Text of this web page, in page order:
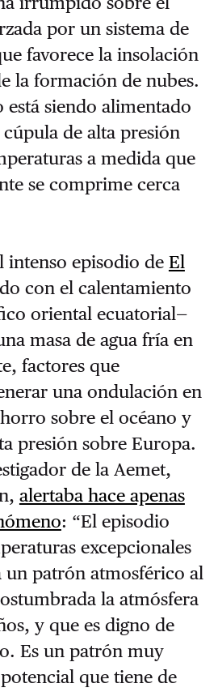
por un sistema de
favorece la insolación
la formación de nubes.
siendo alimentado
de alta presión
a medida que
se comprime cerca
intenso episodio de El
con el calentamiento
oriental ecuatorial—
masa de agua fría en
factores que
una ondulación en
sobre el océano y
presión sobre Europa.
de la Aemet,
alertaba hace apenas
: “El episodio
excepcionales
un patrón atmosférico al
la atmósfera
y que es digno de
Es un patrón muy
que tiene de